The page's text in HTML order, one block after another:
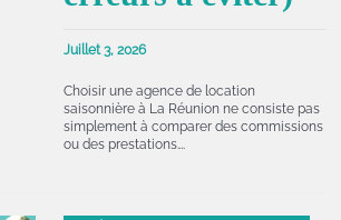
Juillet 3, 2026
Choisir une agence de location
saisonnière à La Réunion ne consiste pas
simplement à comparer des commissions
ou des prestations….